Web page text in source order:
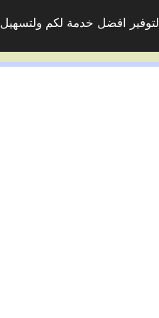
لتوفير افضل خدمة لكم